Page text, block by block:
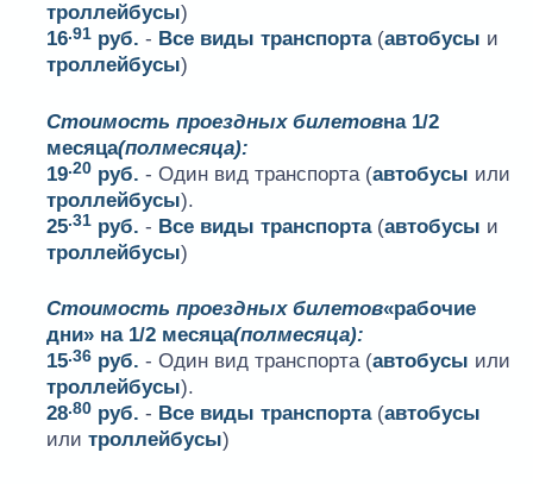
троллейбусы)
16.91 руб. - Все виды транспорта(автобусы и
троллейбусы)
Стоимость проездных билетовна 1/2
месяца(полмесяца):
19.20 руб. - Один вид транспорта (автобусы или
троллейбусы).
25.31 руб. - Все виды транспорта(автобусы и
троллейбусы)
Стоимость проездных билетов«рабочие
дни» на 1/2 месяца(полмесяца):
15.36 руб. - Один вид транспорта (автобусы или
троллейбусы).
28.80 руб. - Все виды транспорта(автобусы
илитроллейбусы)